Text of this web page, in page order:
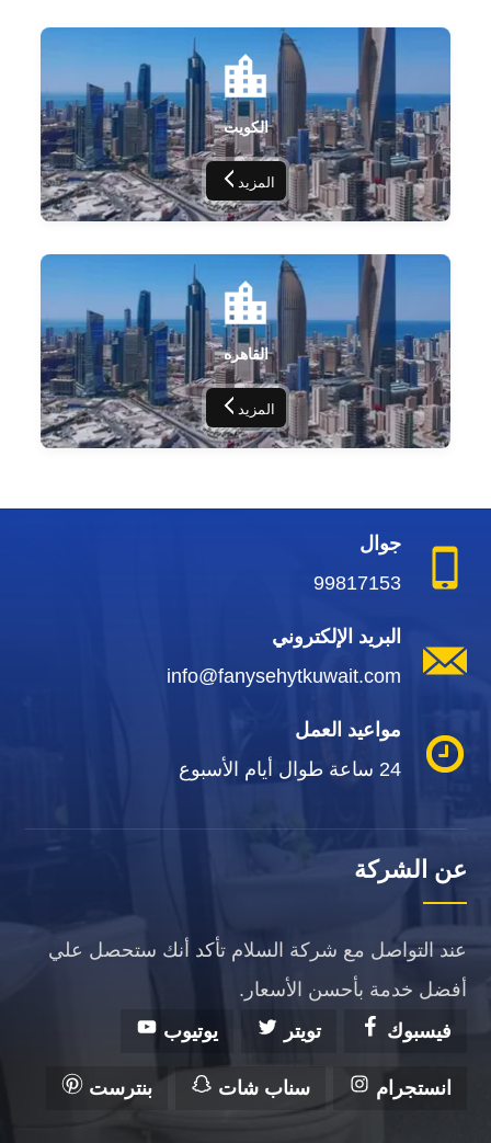
الكويت
المزيد
القاهره
المزيد
جوال
99817153
البريد الإلكتروني
info@fanysehytkuwait.com
مواعيد العمل
24 ساعة طوال أيام الأسبوع
عن الشركة
عند التواصل مع شركة السلام تأكد أنك ستحصل علي
أفضل خدمة بأحسن الأسعار.
فيسبوك
تويتر يوتيوب
انستجرام سناب شات بنترست